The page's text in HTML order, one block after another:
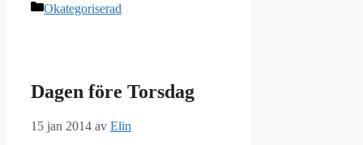
Kategorier
Okategoriserad
Dagen före Torsdag
15 jan 2014 av Elin